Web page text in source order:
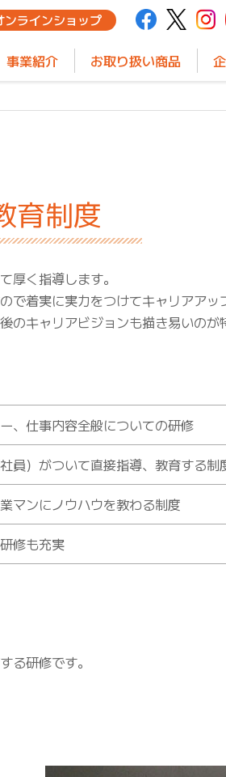
ンラインショップ
事業紹介 お取り扱い商品
育制度
厚く指導します。
で着実に実力をつけてキャリアア
のキャリアビジョンも描き易いのが
、仕事内容全般についての研修
員）がついて直接指導、教育する制
マンにノウハウを教わる制度
修も充実
る研修です。